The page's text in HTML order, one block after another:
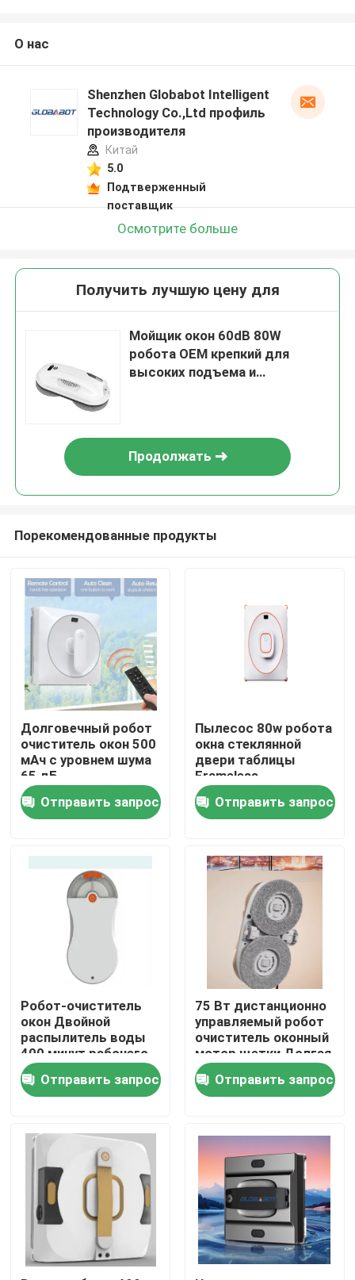
дом
Продукты
Путешествие фабрики
Проверка качества
пылесос робота
Мойщик окон робота
О нас
Shenzhen Globabot Intelligent
Technology Co.,Ltd профиль
производителя
Китай
5.0
Подтверженный
поставщик
Осмотрите больше
Получить лучшую цену для
Мойщик окон 60dB 80W
робота OEM крепкий для
высоких подъема и
Продолжать
Порекомендованные продукты
Долговечный робот
очиститель окон 500
мАч с уровнем шума
65 дБ
Отправить запрос
Пылесос 80w робота
окна стеклянной
двери таблицы
Frameless
Отправить запрос
Робот-очиститель
окон Двойной
распылитель воды
400 минут рабочего
времени с
дистанционным
управлением
Отправить запрос
75 Вт дистанционно
управляемый робот
очиститель оконный
мотор щетки Долгая
жизнь
Отправить запрос